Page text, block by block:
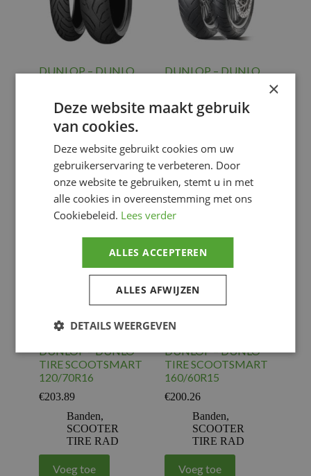
DUNLOP – DUNLO
219.62
Banden,
SCOOTER
TIRE RAD
Voeg toe
DUNLOP – DUNLO
€189.97
SCOOTER
TIRE RAD
Voeg toe
DUNLOP – DUNLO
TIRE SCOOTSMART
120/70R16
€203.89
Banden,
SCOOTER
TIRE RAD
Voeg toe
DUNLOP – DUNLO
TIRE SCOOTSMART
160/60R15
€200.26
Banden,
SCOOTER
TIRE RAD
Voeg toe
×
Deze website maakt gebruik
van cookies.
Deze website gebruikt cookies om uw
gebruikerservaring te verbeteren. Door
onze website te gebruiken, stemt u in met
alle cookies in overeenstemming met ons
Cookiebeleid. Lees verder
ALLES ACCEPTEREN
ALLES AFWIJZEN
DETAILS WEERGEVEN